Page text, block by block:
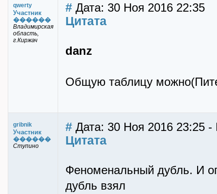
qwerty
Участник
������
Владимирская
область,
г.Киржач
# Дата: 30 Ноя 2016 22:35
Цитата
danz
Общую таблицу
gribnik
Участник
������
Ступино
# Дата: 30 Ноя 2016 23:25 -
Цитата
Феноменальный дубль. И
дубль взял